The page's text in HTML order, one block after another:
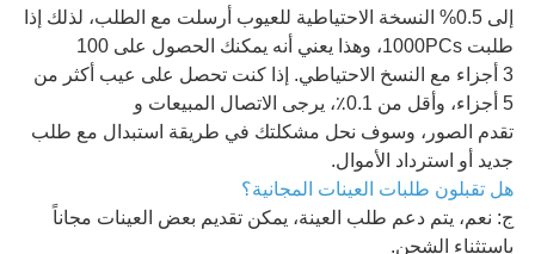
إلى 0.5% النسخة الاحتياطية للعيوب أرسلت مع الطلب، لذلك إذا
طلبت 1000PCs، وهذا يعني أنه يمكنك الحصول على 100
3 أجزاء مع النسخ الاحتياطي. إذا كنت تحصل على عيب أكثر من
5 أجزاء، وأقل من 0.1٪، يرجى الاتصال المبيعات و
تقدم الصور، وسوف نحل مشكلتك في طريقة استبدال مع طلب
جديد أو استرداد الأموال.
هل تقبلون طلبات العينات المجانية؟
ج: نعم، يتم دعم طلب العينة، يمكن تقديم بعض العينات مجاناً
باستثناء الشحن.